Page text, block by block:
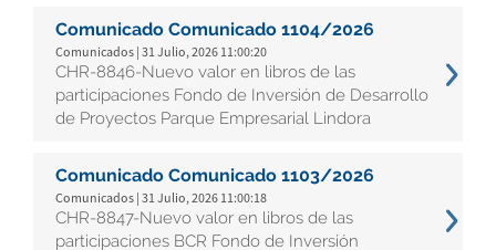
Comunicado Comunicado 1104/2026
Comunicados | 31 Julio, 2026 11:00:20
CHR-8846-Nuevo valor en libros de las
participaciones Fondo de Inversión de Desarrollo
de Proyectos Parque Empresarial Lindora
Comunicado Comunicado 1103/2026
Comunicados | 31 Julio, 2026 11:00:18
CHR-8847-Nuevo valor en libros de las
participaciones BCR Fondo de Inversión